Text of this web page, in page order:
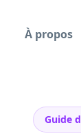
À propos
Guide